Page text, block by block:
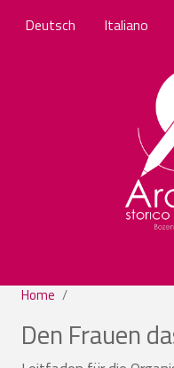
Deutsch Italiano
Home
Den Frauen